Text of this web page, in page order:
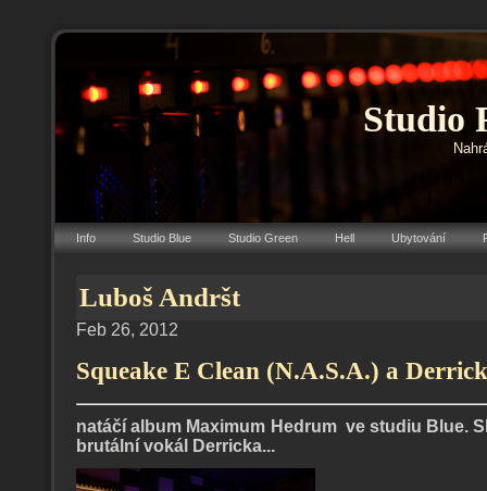
Studio
Info Studio Blue Studio Green Hell Ubytování
Luboš Andršt
Feb 26, 2012
Squeake E Clean (N.A.S.A.) a
natáčí album Maximum Hedrum ve studiu Blue.
brutální vokál Derricka...